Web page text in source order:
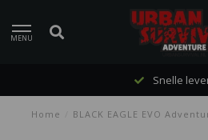
MENU
Snelle
Home BLACK EAGLE EVO